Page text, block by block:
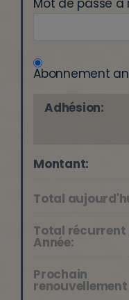
Mot de passe à
Abonnement